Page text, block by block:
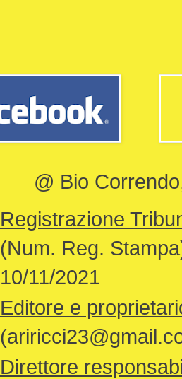
@ Bio
Registrazione
(Num. Reg.
10/11/2021
Editore e
Direttore